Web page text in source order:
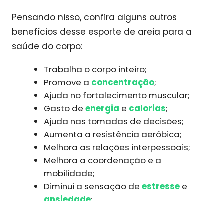
Pensando nisso, confira alguns outros
benefícios desse esporte de areia para a
saúde do corpo:
Trabalha o corpo inteiro;
Promove a concentração;
Ajuda no fortalecimento muscular;
Gasto de energia e calorias;
Ajuda nas tomadas de decisões;
Aumenta a resistência aeróbica;
Melhora as relações interpessoais;
Melhora a coordenação e a
mobilidade;
Diminui a sensação de estresse e